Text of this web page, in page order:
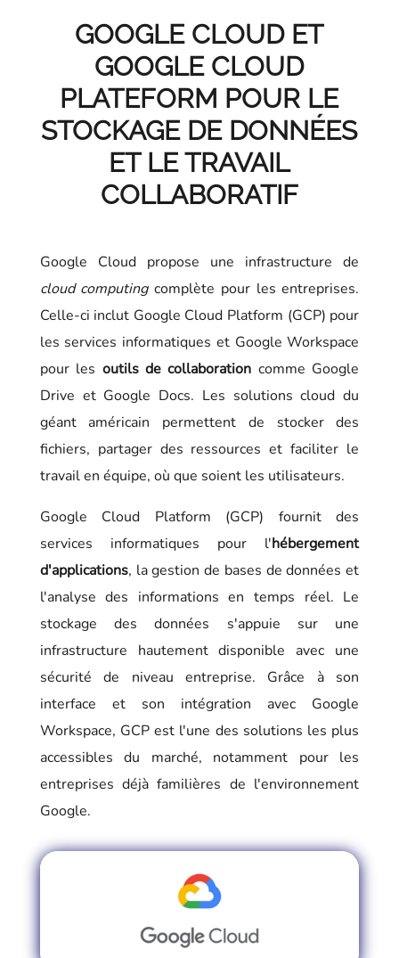
GOOGLE CLOUD ET
GOOGLE CLOUD
PLATEFORM POUR LE
STOCKAGE DE DONNÉES
ET LE TRAVAIL
COLLABORATIF
Google Cloud propose une infrastructure de
cloud computingcomplète pour les entreprises.
Celle-ci inclut Google Cloud Platform (GCP) pour
les services informatiques et Google Workspace
pour les outils de collaboration comme Google
Drive et Google Docs. Les solutions cloud du
géant américain permettent de stocker des
fichiers, partager des ressources et faciliter le
travail en équipe, où que soient les utilisateurs.
Google Cloud Platform (GCP) fournit des
services informatiques pour l'hébergement
d'applications, la gestion de bases de données et
l'analyse des informations en temps réel. Le
stockage des données s'appuie sur une
infrastructure hautement disponible avec une
sécurité de niveau entreprise. Grâce à son
interface et son intégration avec Google
Workspace, GCP est l'une des solutions les plus
accessibles du marché, notamment pour les
entreprises déjà familières de l'environnement
Google.